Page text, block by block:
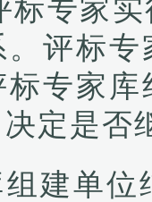
标专家
评标
专家
定是否
建单